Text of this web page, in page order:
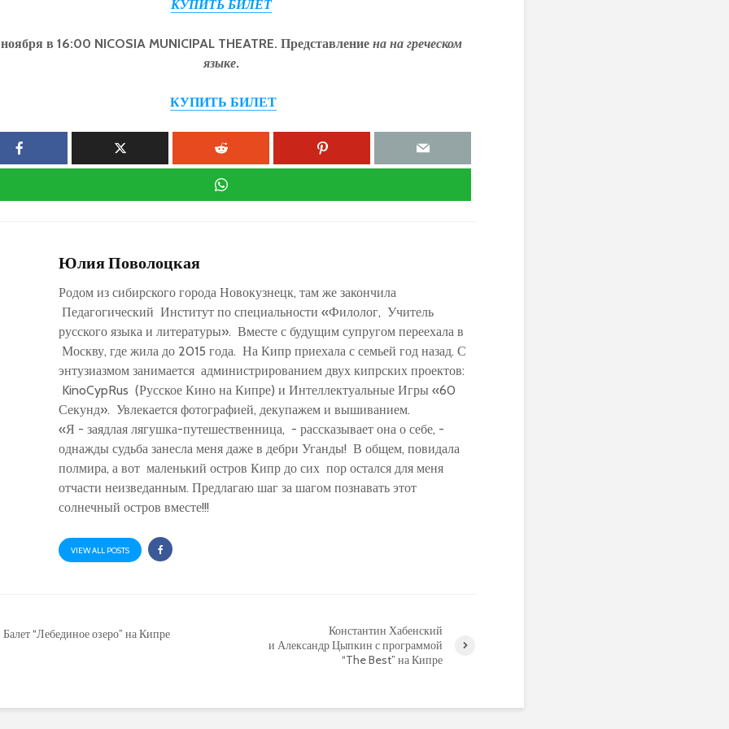
КУПИТЬ БИЛЕТ
в 16:00 NICOSIA MUNICIPAL THEATRE. Представление на на греческом
языке.
КУПИТЬ БИЛЕТ
Юлия Поволоцкая
Родом из сибирского города Новокузнецк, там же закончила
Педагогический Институт по специальности «Филолог, Учитель
русского языка и литературы». Вместе с будущим супругом переехала в
Москву, где жила до 2015 года. На Кипр приехала с семьей год назад. С
энтузиазмом занимается администрированием двух кипрских проектов:
KinoCypRus (Русское Кино на Кипре) и Интеллектуальные Игры «60
Секунд». Увлекается фотографией, декупажем и вышиванием.
«Я - заядлая лягушка-путешественница, - рассказывает она о себе, -
однажды судьба занесла меня даже в дебри Уганды! В общем, повидала
полмира, а вот маленький остров Кипр до сих пор остался для меня
отчасти неизведанным. Предлагаю шаг за шагом познавать этот
солнечный остров вместе!!!
VIEW ALL POSTS
Балет “Лебединое озеро” на Кипре
Константин Хабенский
и Александр Цыпкин с программой
“The Best” на Кипре